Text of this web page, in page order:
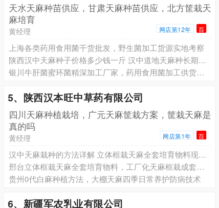
天水天麻种苗供应，甘肃天麻种苗供应，北方筐栽天
麻培育
黄经理 网店第12年 百
上海各类药用食用菌干货批发，野生菌加工货源实地考察
陕西汉中天麻种子价格多少钱一斤 汉中道地天麻种长期稳定供货
银川牛肝菌蜜环菌精深加工厂家，药用食用菌加工供货咨询
5、陕西汉本旺中草药有限公司
四川天麻种植栽培，广元天麻筐栽方案，筐栽天麻是
真的吗
黄经理 网店第1年 百
汉中天麻栽种的方法详解 立体框栽天麻全套培育物料现货 汉本旺
邢台立体框栽天麻全套培育物料，工厂化天麻框栽成套菌料种苗
贵州0代白麻种植方法，大棚天麻四季日常养护防病技术
6、新疆军农乳业有限公司